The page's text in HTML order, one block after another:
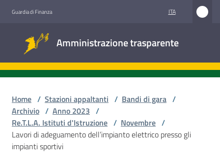
Guardia di Finanza ITA
Amministrazione trasparente
trasparente
Accesso
civico
Home / Stazioni appaltanti / Bandi di gara /
Archivio / Anno 2023 /
Re.T.L.A. Istituti d'Istruzione / Novembre /
Lavori di adeguamento dell’impianto elettrico presso gli
impianti sportivi